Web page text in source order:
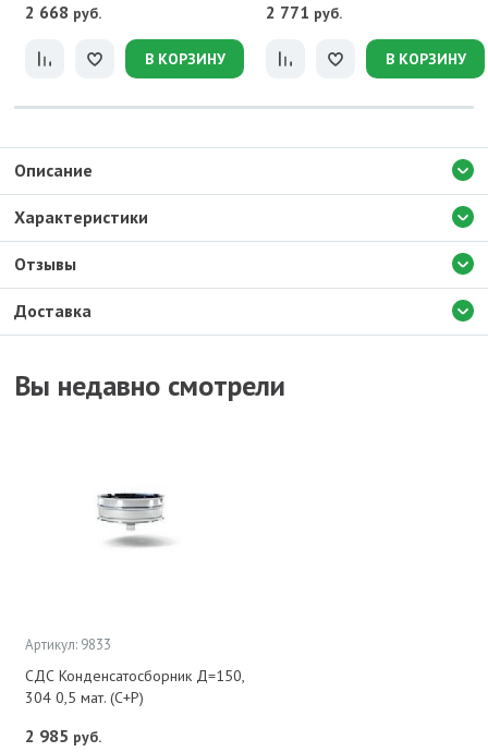
2 668 руб.
В КОРЗИНУ
2 771 руб.
В КОРЗИНУ
Доставка
Описание
Характеристики
Отзывы
Вы недавно смотрели
Артикул: 9833
СДС Конденсатосборник Д=150,
304 0,5 мат. (С+Р)
2 985 руб.